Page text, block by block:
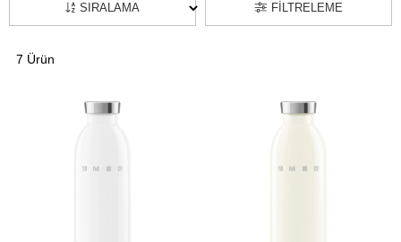
FILTRELEME
SIRALAMA
7 Ürün